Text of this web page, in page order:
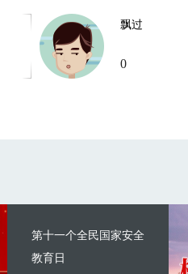
飘过
0
第十一个全民国家安全
教育日